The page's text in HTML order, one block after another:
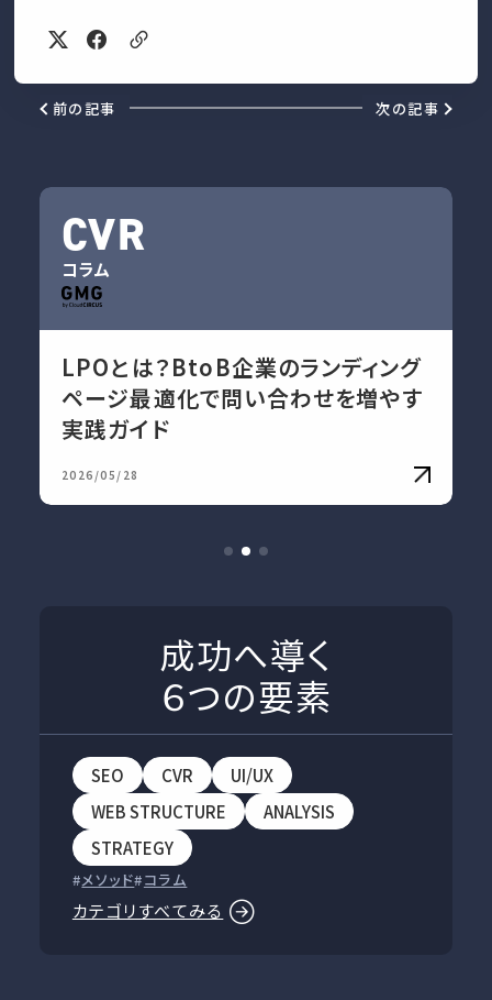
前の記事 次の記事
CVR
コラム
LPOとは？BtoB企業のランディング
ページ最適化で問い合わせを増やす
実践ガイド
2026/05/28
成功へ導く
６つの要素
SEO CVR
UI/UX
WEB STRUCTURE
ANALYSIS
STRATEGY
メソッド コラム
カテゴリすべてみる